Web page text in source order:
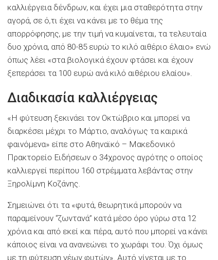
καλλιέργεια δένδρων, και έχει μια σταθερότητα στην
αγορά, σε ό,τι έχει να κάνει με το θέμα της
απορρόφησης, με την τιμή να κυμαίνεται, τα τελευταία
δυο χρόνια, από 80-85 ευρώ το κιλό αιθέριο έλαιο» ενώ
όπως λέει «στα βιολογικά έχουν φτάσει και έχουν
ξεπεράσει τα 100 ευρώ ανά κιλό αιθέριου ελαίου».
Διαδικασία καλλιέργειας
«Η φύτευση ξεκινάει τον Οκτώβριο και μπορεί να
διαρκέσει μέχρι το Μάρτιο, αναλόγως τα καιρικά
φαινόμενα» είπε στο Αθηναϊκό – Μακεδονικό
Πρακτορείο Ειδήσεων ο 34χρονος αγρότης ο οποίος
καλλιεργεί περίπου 160 στρέμματα λεβάντας στην
Ξηρολίμνη Κοζάνης.
Σημειώνει ότι τα «φυτά, θεωρητικά μπορούν να
παραμείνουν “ζωντανά” κατά μέσο όρο γύρω στα 12
χρόνια και από εκεί και πέρα, αυτό που μπορεί να κάνει
κάποιος είναι να ανανεώνει το χωράφι του. Όχι όμως
με τη φύτευση νέων φυτών». Αυτό γίνεται με το